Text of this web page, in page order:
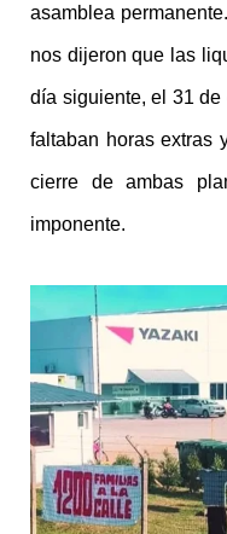
asamblea
nos dijeron que las
día siguiente, el 31
faltaban horas extras
cierre de ambas
imponente.